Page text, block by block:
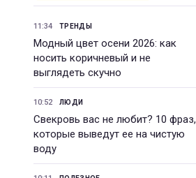
11:34 ТРЕНДЫ
Модный цвет осени 2026: как
носить коричневый и не
выглядеть скучно
10:52 ЛЮДИ
Свекровь вас не любит? 10 фраз,
которые выведут ее на чистую
воду